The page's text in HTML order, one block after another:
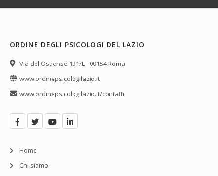
ORDINE DEGLI PSICOLOGI DEL LAZIO
Via del Ostiense 131/L - 00154 Roma
www.ordinepsicologilazio.it
www.ordinepsicologilazio.it/contatti
Home
Chi siamo